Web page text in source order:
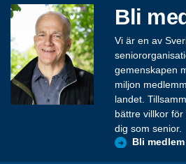
Bli
Vi är en av
gemenskapen
miljon
landet.
bättre villkor
dig som senior.
Bli